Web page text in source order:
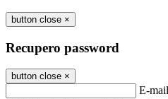
button close ×
Recupero password
button close ×
E-mail